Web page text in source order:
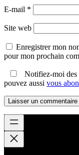
E-mail *
Site web
Enregistrer mon
pour mon prochain
Notifiez-moi des
pouvez aussi vous